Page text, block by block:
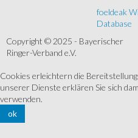
foeldeak
Database
Copyright © 2025 - Bayerischer
Ringer-Verband e.V.
Cookies erleichtern die
unserer Dienste erklären Sie sich
verwenden.
ok